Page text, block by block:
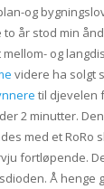
og
to år stod min
og
videre ha solgt
til djevelen
2 minutter.
med et RoRo
fortløpende.
Å henge